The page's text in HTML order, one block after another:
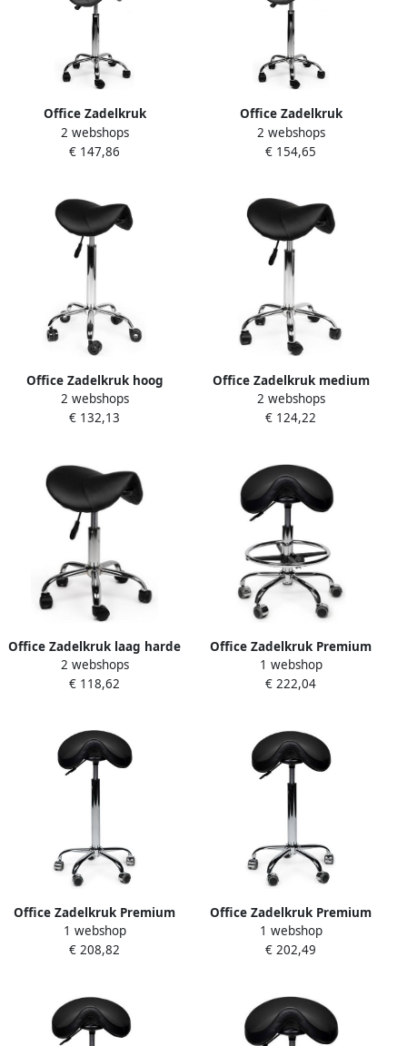
Office Zadelkruk
rugleuning medium harde
wielen zw
2 webshops
€ 147,86
Office Zadelkruk
rugleuning hoog harde
wielen zw
2 webshops
€ 154,65
Office Zadelkruk hoog
harde wielen zw
2 webshops
€ 132,13
Office Zadelkruk medium
harde wielen zw
2 webshops
€ 124,22
Office Zadelkruk laag harde
wielen zw
2 webshops
€ 118,62
Office Zadelkruk Premium
laag met voetring harde
wielen zw
1 webshop
€ 222,04
Office Zadelkruk Premium
hoog zonder voetring harde
wielen zw
1 webshop
€ 208,82
Office Zadelkruk Premium
standaard zonder voetring
harde wielen zw
1 webshop
€ 202,49